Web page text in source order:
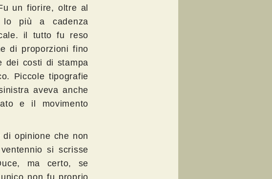
un fiorire, oltre al
lo più a cadenza
il tutto fu reso
di proporzioni fino
dei costi di stampa
Piccole tipografie
aveva anche
e il movimento
opinione che non
si scrisse
ma certo, se